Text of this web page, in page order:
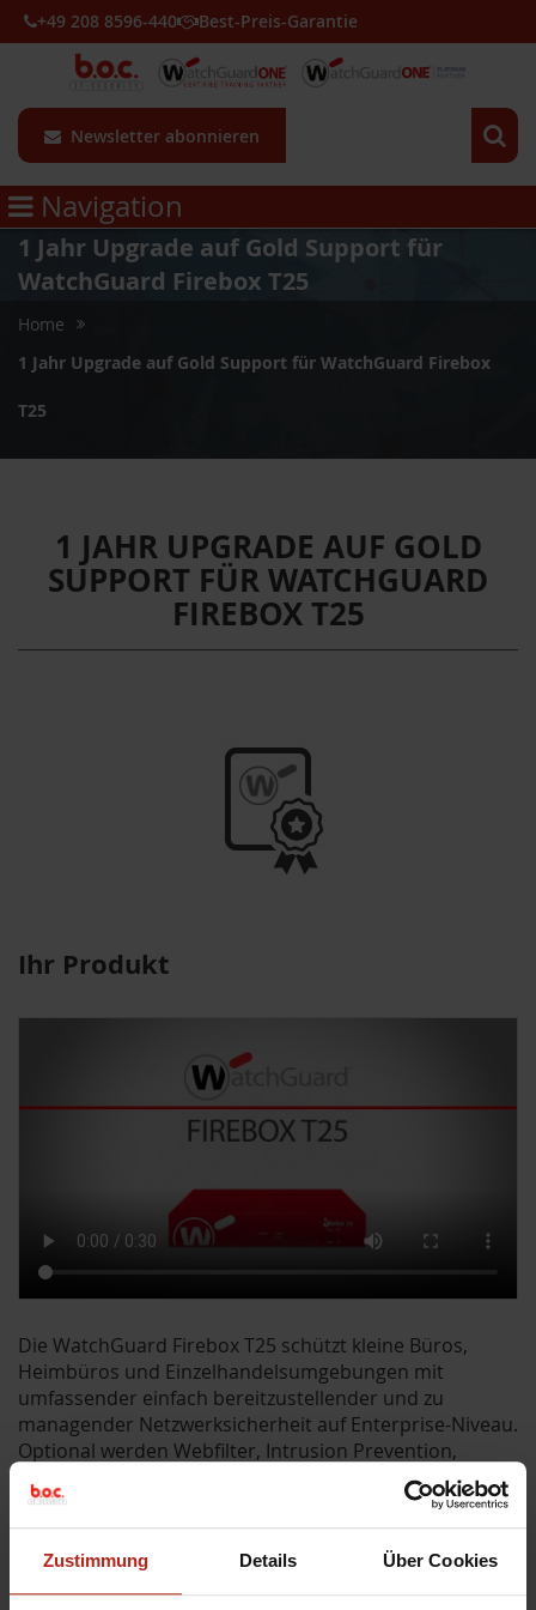
Zustimmung Details Über Cookies
Newsletter abonnieren
+49 208 8596-440 Best-Preis-Garantie
Navigation
1 Jahr Upgrade auf Gold Support für
WatchGuard Firebox T25
Home
1 Jahr Upgrade auf Gold Support für WatchGuard Firebox
T25
1 JAHR UPGRADE AUF GOLD
SUPPORT FÜR WATCHGUARD
FIREBOX T25
Ihr Produkt
Die WatchGuard Firebox T25 schützt kleine Büros,
Heimbüros und Einzelhandelsumgebungen mit
umfassender einfach bereitzustellender und zu
managender Netzwerksicherheit auf Enterprise-Niveau.
Optional werden Webfilter, Intrusion Prevention,
Antivirus und weitere Services angeboten. Sie kann als
eigenständige Lösung oder zentral gemanagt
eingesetzt werden. Flexible Management-Tools und
Zero-Touch-Bereitstellung über WatchGuard Cloud